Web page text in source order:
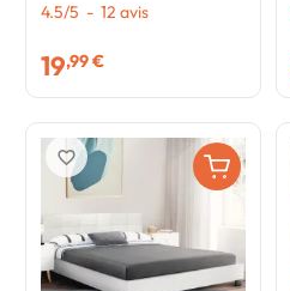
4.5/5 - 12 avis
19,99 €
favorite_border